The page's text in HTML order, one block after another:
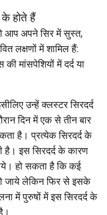
के होते हैं
आप अपने सिर में सुस्त,
लक्षणों में शामिल हैं:
मांसपेशियों में दर्द या
उन्हें क्लस्टर सिरदर्द
दिन में एक से तीन बार
है। प्रत्येक सिरदर्द के
इस सिरदर्द के कारण
हो सकता है कि कई
जाये लेकिन फिर से इसके
में पुरुषों में इस सिरदर्द के